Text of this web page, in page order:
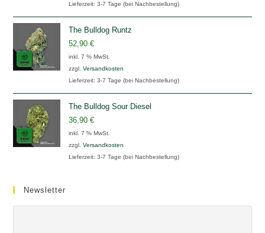
Lieferzeit:3-7 Tage (bei Nachbestellung)
The Bulldog Runtz
52,90€
inkl. 7 % MwSt.
zzgl.Versandkosten
Lieferzeit:3-7 Tage (bei Nachbestellung)
The Bulldog Sour Diesel
36,90€
inkl. 7 % MwSt.
zzgl.Versandkosten
Lieferzeit:3-7 Tage (bei Nachbestellung)
Newsletter